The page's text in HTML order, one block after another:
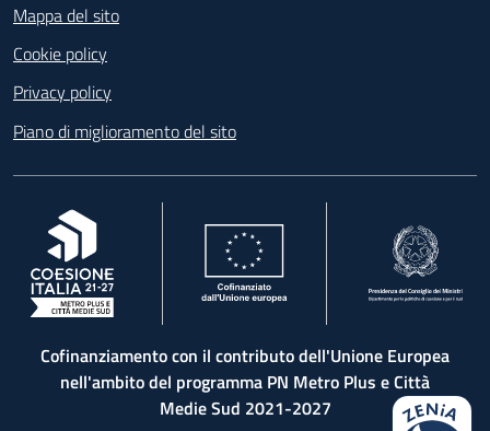
Mappa del sito
Cookie policy
Privacy policy
Piano di miglioramento del sito
, apre in una nuova scheda
Cofinanziamento con il contributo dell'Unione Europea
nell'ambito del programma PN Metro Plus e Città
Medie Sud 2021-2027